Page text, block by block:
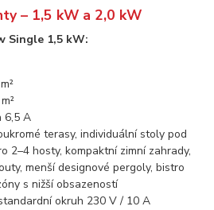
– 1,5 kW a 2,0 kW
Single 1,5 kW:
6,5 A
terasy, individuální stoly pod
2–4 hosty, kompaktní zimní zahrady,
menší designové pergoly, bistro
s nižší obsazeností
okruh 230 V / 10 A